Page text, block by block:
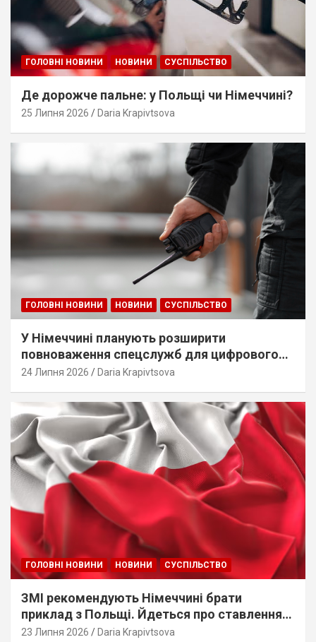
ГОЛОВНІ НОВИНИ НОВИНИ СУСПІЛЬСТВО
Де дорожче пальне: у Польщі чи Німеччині?
25 Липня 2026 Daria Krapivtsova
ГОЛОВНІ НОВИНИ НОВИНИ СУСПІЛЬСТВО
У Німеччині планують розширити
повноваження спецслужб для цифрового
стеження
24 Липня 2026 Daria Krapivtsova
ГОЛОВНІ НОВИНИ НОВИНИ СУСПІЛЬСТВО
ЗМІ рекомендують Німеччині брати
приклад з Польщі. Йдеться про ставлення
до українців
23 Липня 2026 Daria Krapivtsova